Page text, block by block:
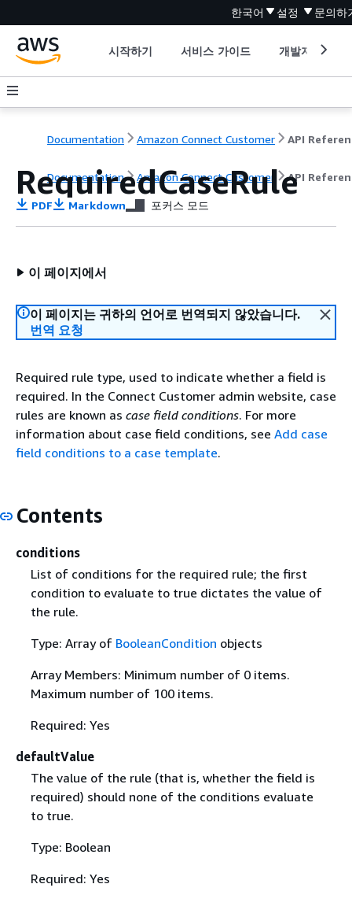
한국어 설정 문의하
시작하기 서비스 가이드 개발자 도구
Documentation Amazon Connect Customer API
Documentation Amazon Connect Customer API
RequiredCaseRule
PDF Markdown 포커스 모드
이 페이지에서
이 페이지는 귀하의 언어로 번역되지 않았습니다.
번역 요청
Required rule type, used to indicate whether a field is
required. In the Connect Customer admin website, case
rules are known as case field conditions. For more
information about case field conditions, see Add case
field conditions to a case template.
Contents
conditions
List of conditions for the required rule; the first
condition to evaluate to true dictates the value of
the rule.
Type: Array of BooleanCondition objects
Array Members: Minimum number of 0 items.
Maximum number of 100 items.
Required: Yes
defaultValue
The value of the rule (that is, whether the field is
required) should none of the conditions evaluate
to true.
Type: Boolean
Required: Yes